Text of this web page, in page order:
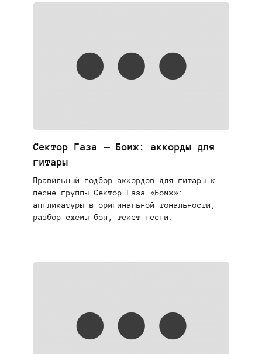
Сектор Газа — Бомж: аккорды для
гитары
Правильный подбор аккордов для гитары к
песне группы Сектор Газа «Бомж»:
аппликатуры в оригинальной тональности,
разбор схемы боя, текст песни.